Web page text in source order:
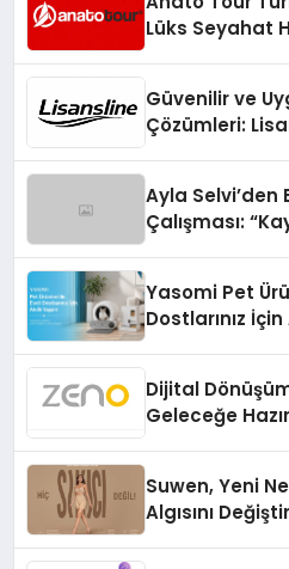
Lüks Seyahat
Güvenilir ve
Çözümleri:
Ayla Selvi’den
Çalışması:
Yasomi Pet
Dostlarınız İçin
Dijital
Geleceğe
Suwen, Yeni
Algısını